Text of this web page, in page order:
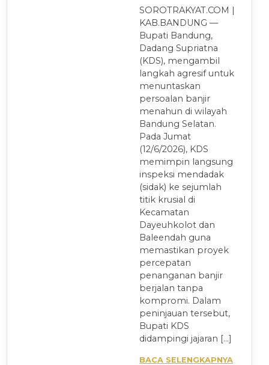
SOROTRAKYAT.COM |
KAB.BANDUNG —
Bupati Bandung,
Dadang Supriatna
(KDS), mengambil
langkah agresif untuk
menuntaskan
persoalan banjir
menahun di wilayah
Bandung Selatan.
Pada Jumat
(12/6/2026), KDS
memimpin langsung
inspeksi mendadak
(sidak) ke sejumlah
titik krusial di
Kecamatan
Dayeuhkolot dan
Baleendah guna
memastikan proyek
percepatan
penanganan banjir
berjalan tanpa
kompromi. Dalam
peninjauan tersebut,
Bupati KDS
didampingi jajaran […]
BACA SELENGKAPNYA